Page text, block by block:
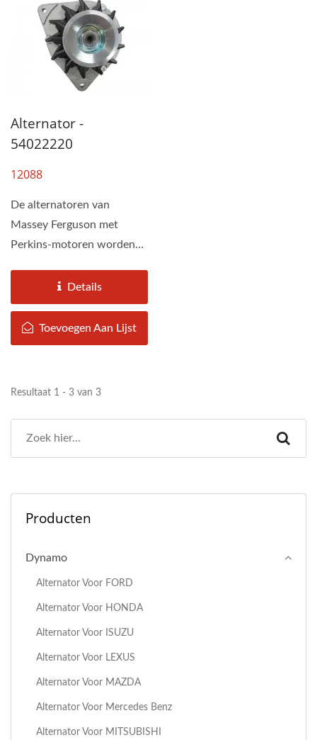
Alternator -
54022220
12088
De alternatoren van
Massey Ferguson met
Perkins-motoren worden
KEE volgens...Details
Toevoegen Aan Lijst
Resultaat 1 - 3 van 3
Producten
Dynamo
Alternator Voor FORD
Alternator Voor HONDA
Alternator Voor ISUZU
Alternator Voor LEXUS
Alternator Voor MAZDA
Alternator Voor Mercedes Benz
Alternator Voor MITSUBISHI